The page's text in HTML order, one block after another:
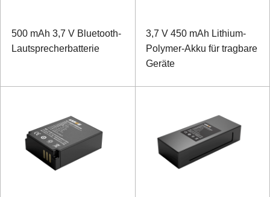
500 mAh 3,7 V Bluetooth-
Lautsprecherbatterie
3,7 V 450 mAh Lithium-
Polymer-Akku für tragbare
Geräte